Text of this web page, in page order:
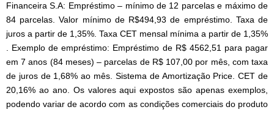
Financeira S.A: Empréstimo – mínimo de 12 parcelas e máximo de
84 parcelas. Valor mínimo de R$494,93 de empréstimo. Taxa de
juros a partir de 1,35%. Taxa CET mensal mínima a partir de 1,35%
. Exemplo de empréstimo: Empréstimo de R$ 4562,51 para pagar
em 7 anos (84 meses) – parcelas de R$ 107,00 por mês, com taxa
de juros de 1,68% ao mês. Sistema de Amortização Price. CET de
20,16% ao ano. Os valores aqui expostos são apenas exemplos,
podendo variar de acordo com as condições comerciais do produto